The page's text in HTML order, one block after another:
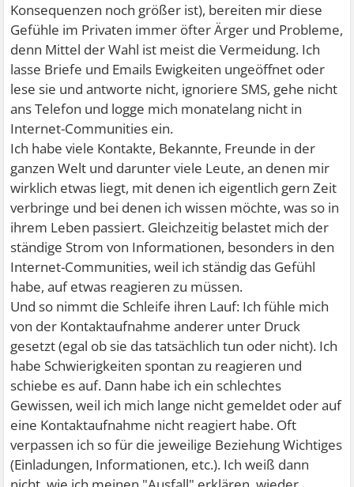
Konsequenzen noch größer ist), bereiten mir diese
Gefühle im Privaten immer öfter Ärger und Probleme,
denn Mittel der Wahl ist meist die Vermeidung. Ich
lasse Briefe und Emails Ewigkeiten ungeöffnet oder
lese sie und antworte nicht, ignoriere SMS, gehe nicht
ans Telefon und logge mich monatelang nicht in
Internet-Communities ein.
Ich habe viele Kontakte, Bekannte, Freunde in der
ganzen Welt und darunter viele Leute, an denen mir
wirklich etwas liegt, mit denen ich eigentlich gern Zeit
verbringe und bei denen ich wissen möchte, was so in
ihrem Leben passiert. Gleichzeitig belastet mich der
ständige Strom von Informationen, besonders in den
Internet-Communities, weil ich ständig das Gefühl
habe, auf etwas reagieren zu müssen.
Und so nimmt die Schleife ihren Lauf: Ich fühle mich
von der Kontaktaufnahme anderer unter Druck
gesetzt (egal ob sie das tatsächlich tun oder nicht). Ich
habe Schwierigkeiten spontan zu reagieren und
schiebe es auf. Dann habe ich ein schlechtes
Gewissen, weil ich mich lange nicht gemeldet oder auf
eine Kontaktaufnahme nicht reagiert habe. Oft
verpassen ich so für die jeweilige Beziehung Wichtiges
(Einladungen, Informationen, etc.). Ich weiß dann